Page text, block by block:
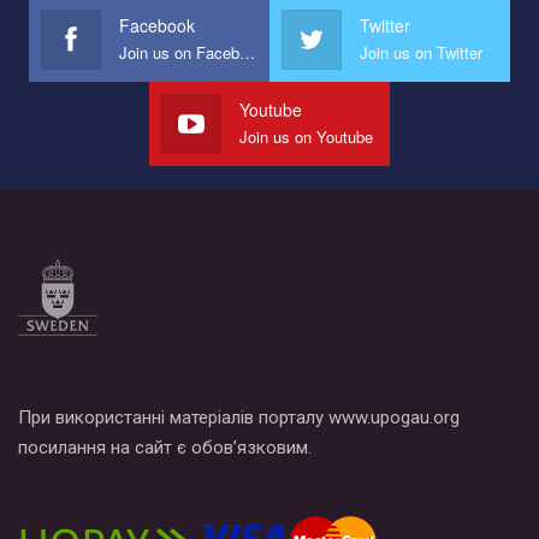
представляющий программу развития организации.
Мы просим вас поддержать нас и помочь нам реализовать
наш план по борьбе с насилием и дискриминацией на почве
СОГИ в Украине.
Все, что вам нужно сделать - это зайти на наш канал YouTube
Facebook
Join us on Facebook
Twitter
Join us on Twitter
Youtube
Join us on Youtube
При використанні матеріалів порталу www.upogau.org
посилання на сайт є обов’язковим.